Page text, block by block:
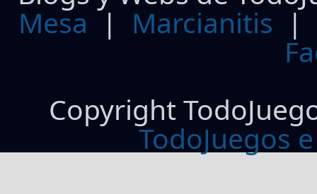
Mesa | Marcianitis |
Copyright
TodoJuegos